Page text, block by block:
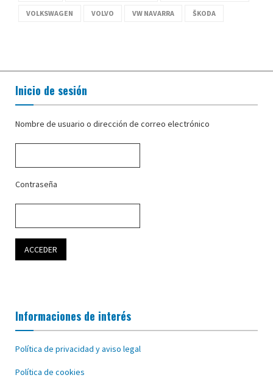
VOLKSWAGEN VOLVO VW NAVARRA ŠKODA
Inicio de sesión
Nombre de usuario o dirección de correo electrónico
Contraseña
Informaciones de interés
Política de privacidad y aviso legal
Política de cookies